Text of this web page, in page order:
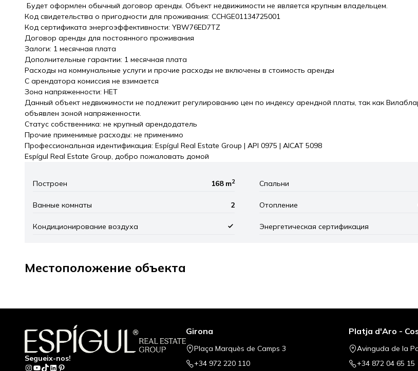
Будет оформлен обычный договор аренды. Объект недвижимости не является крупным владельцем.
Код свидетельства о пригодности для проживания: CCHGE01134725001
Код сертификата энергоэффективности: YBW76ED7TZ
Договор аренды для постоянного проживания
Залоги: 1 месячная плата
Дополнительные гарантии: 1 месячная плата
Расходы на коммунальные услуги и прочие расходы не включены в стоимость аренды
С арендатора комиссия не взимается
Зона напряженности: НЕТ
Данный объект недвижимости не подлежит регулированию цен по индексу арендной платы, так как
объявлен зоной напряженности.
Статус собственника: не крупный арендодатель
Прочие применимые расходы: не применимо
Профессиональная идентификация: Espígul Real Estate Group | API 0975 | AICAT 5098
Espígul Real Estate Group, добро пожаловать домой
Построен 168 m2 Спальни
Ванные комнаты 2 Отопление
Кондиционирование воздуха Энергетическая сертификация
Местоположение объекта
−
Segueix-nos!
Instagram
YouTube
TikTok
LinkedIn
Pinterest
Girona
Plaça Marquès de Camps 3
+34 972 220 110
Platja d'Aro -
Avinguda de la
+34 872 04 65 15